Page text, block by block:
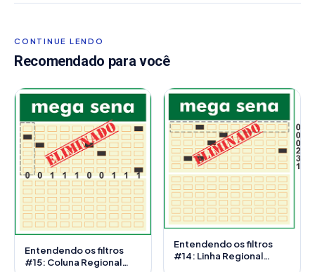
CONTINUE LENDO
Recomendado para você
Entendendo os filtros
#15: Coluna Regional
Entendendo os filtros
#14: Linha Regional